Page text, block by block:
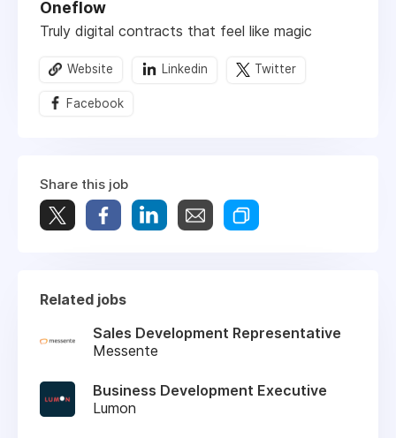
Oneflow
Truly digital contracts that feel like magic
Website Linkedin Twitter
Facebook
Share this job
Related jobs
Sales Development Representative
Messente
Business Development Executive
Lumon